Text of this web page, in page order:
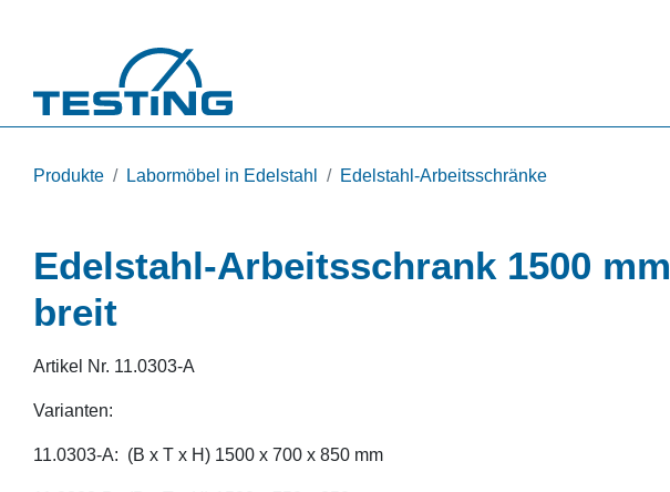
Produkte Labormöbel in Edelstahl Edelstahl-Arbeitsschränke
Edelstahl-Arbeitsschrank 1500 mm
breit
Artikel Nr. 11.0303-A
Varianten:
11.0303-A: (B x T x H) 1500 x 700 x 850 mm